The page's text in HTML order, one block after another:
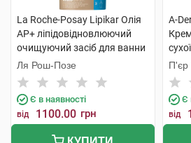
La Roche-Posay Lipikar Олія
AP+ ліпідовідновлюючий
очищуючий засіб для ванни
та душу 400 мл + рефіл 400
мл 1 набір
Ля Рош-Позе
Є в наявності
від 1100.00 грн
A-
200
П'єр
Є
від